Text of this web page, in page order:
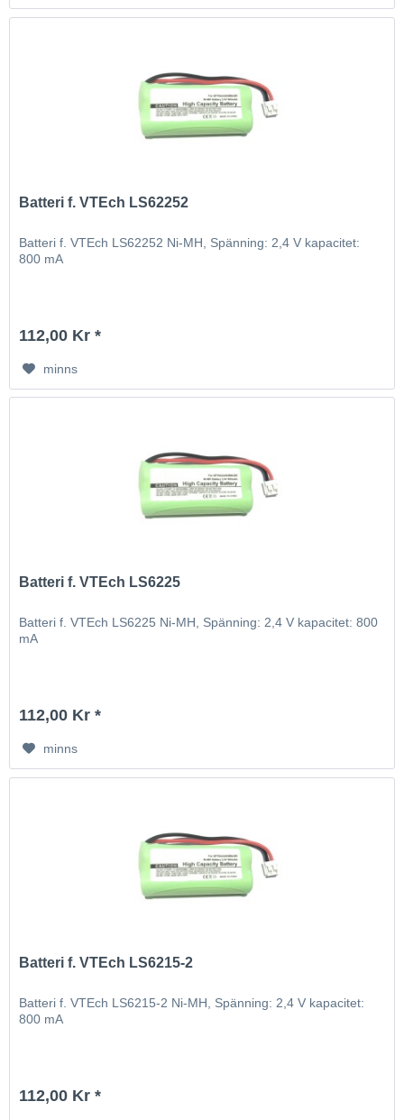
Batteri f. VTEch LS62252
Batteri f. VTEch LS62252 Ni-MH, Spänning: 2,4 V kapacitet:
800 mA
112,00 Kr *
minns
Batteri f. VTEch LS6225
Batteri f. VTEch LS6225 Ni-MH, Spänning: 2,4 V kapacitet: 800
mA
112,00 Kr *
minns
Batteri f. VTEch LS6215-2
Batteri f. VTEch LS6215-2 Ni-MH, Spänning: 2,4 V kapacitet:
800 mA
112,00 Kr *